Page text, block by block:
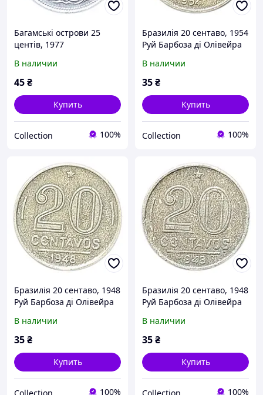
Багамські острови 25
центів, 1977
В наличии
45₴
Купить
Collection 100%
Бразилія 20 сентаво, 1954
Руй Барбоза ді Олівейра
В наличии
35₴
Купить
Collection 100%
Бразилія 20 сентаво, 1948
Руй Барбоза ді Олівейра
В наличии
35₴
Купить
Collection 100%
Бразилія 20 сентаво, 1948
Руй Барбоза ді Олівейра
В наличии
35₴
Купить
Collection 100%